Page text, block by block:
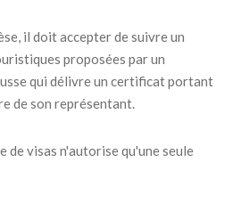
il doit accepter de suivre un
proposées par un
qui délivre un certificat portant
de son représentant.
de visas n'autorise qu'une seule